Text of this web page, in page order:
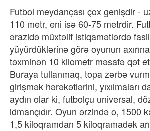
Futbol meydançası çox genişdir -
110 metr, eni isə 60-75 metrdir.
ərazidə müxtəlif istiqamətlərdə
yüyürdüklərinə görə oyunun
təxminən 10 kilometr məsafə qət
Buraya tullanmaq, topa zərbə
girişmək hərəkətlərini, yıxılmaları
aydın olar ki, futbolçu universal,
idmançıdır. Oyun ərzində o, 1500
1,5 kiloqramdan 5 kiloqramadək